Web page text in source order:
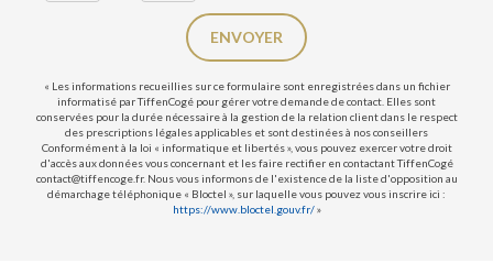
ENVOYER
« Les informations recueillies sur ce formulaire sont enregistrées dans un fichier
informatisé par TiffenCogé pour gérer votre demande de contact. Elles sont
conservées pour la durée nécessaire à la gestion de la relation client dans le respect
des prescriptions légales applicables et sont destinées à nos conseillers
Conformément à la loi « informatique et libertés », vous pouvez exercer votre droit
d'accès aux données vous concernant et les faire rectifier en contactant TiffenCogé
contact@tiffencoge.fr. Nous vous informons de l'existence de la liste d'opposition au
démarchage téléphonique « Bloctel », sur laquelle vous pouvez vous inscrire ici :
https://www.bloctel.gouv.fr/»